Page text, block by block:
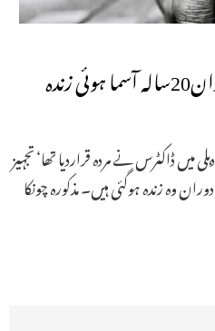
ڈاکٹرس نے مردہ قراردیا تھا‘ تجہیز
وہ زندہ ہوگئی ہیں۔ مذکورہ چونکا